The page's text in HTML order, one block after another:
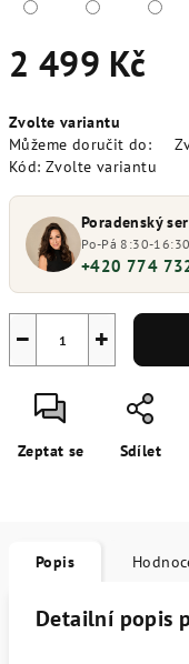
2 499 Kč
cena:
Zvolte variantu
Můžeme doručit do:
Kód: Zvolte variantu
Poradenský
Po-Pá 8:30-16:30
+420 774
+
−
Zeptat se Sdílet
Popis
Detailní popis